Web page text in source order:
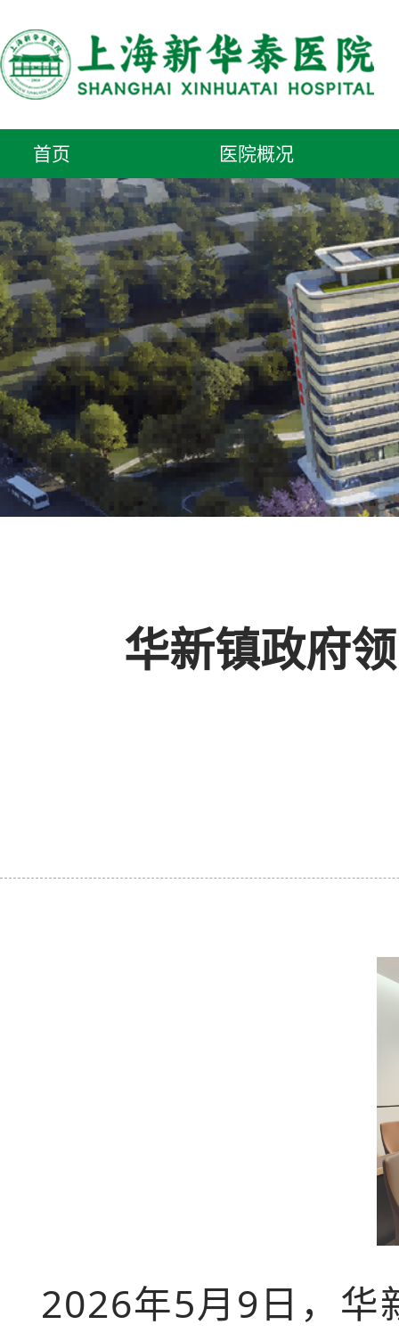
首页 医院概况
华新镇政府
2026年5月9日，华